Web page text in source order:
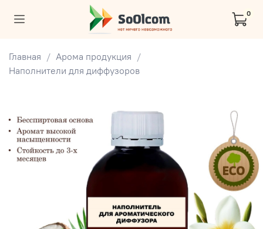
0
Главная
Арома продукция
Наполнители для диффузоров